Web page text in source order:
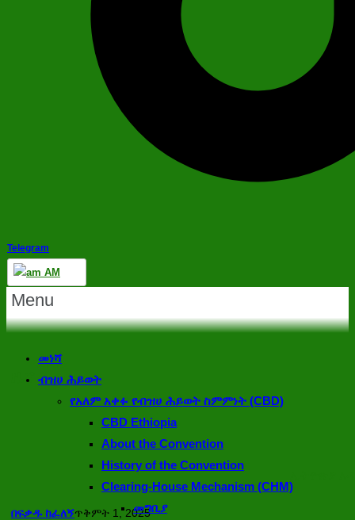
Telegram
AM
Menu
መነሻ
ብዝሀ ሕይወት
የአለም አቀፉ የብዝሀ ሕይወት ስምምነት (CBD)
CBD Ethiopia
About the Convention
History of the Convention
Clearing-House Mechanism (CHM)
መግቢያ
ዜና
በፍቃዱ ከፈለኝጥቅምት 1, 2025